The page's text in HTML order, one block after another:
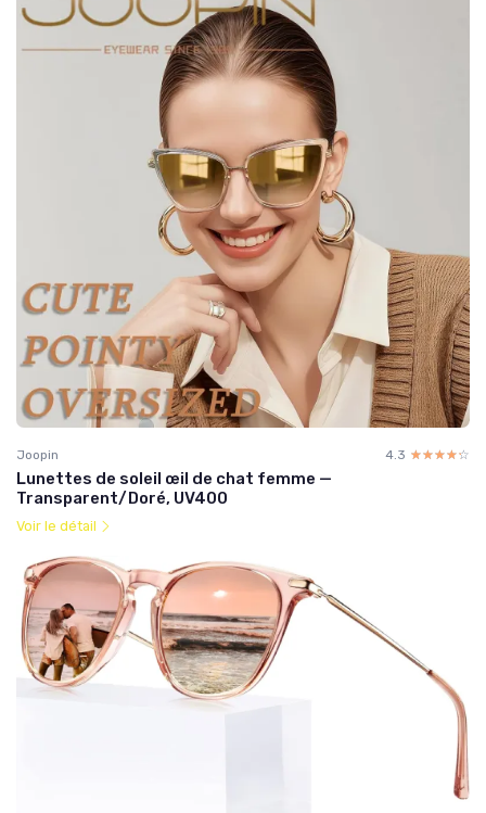
Joopin 4.3 ☆☆☆☆☆
★★★★★
Lunettes de soleil œil de chat femme —
Transparent/Doré, UV400
Voir le détail